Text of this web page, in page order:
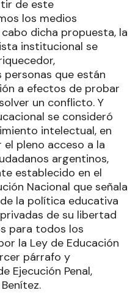
de este
los medios
dicha propuesta, la
institucional se
que están
a efectos de probar
un conflicto. Y
se consideró
intelectual, en
pleno acceso a la
argentinos,
establecido en el
Nacional que señala
la política educativa
de su libertad
para todos los
la Ley de Educación
párrafo y
Ejecución Penal,